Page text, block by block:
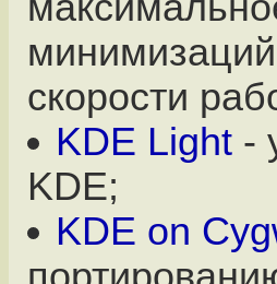
скорости
KDE Light -
KDE;
KDE on